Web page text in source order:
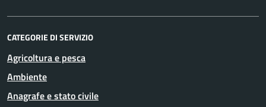
CATEGORIE DI SERVIZIO
Agricoltura e pesca
Ambiente
Anagrafe e stato civile